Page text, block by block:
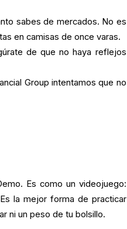
sabes de mercados. No es
en camisas de once varas.
de que no haya reflejos
Group intentamos que no
Es como un videojuego:
la mejor forma de practicar
ni un peso de tu bolsillo.